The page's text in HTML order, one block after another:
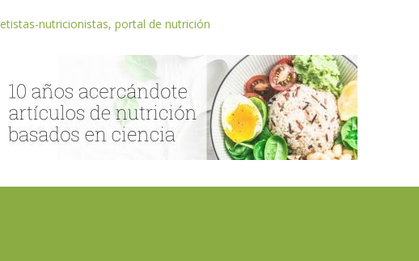
nutricionistas, portal de nutrición